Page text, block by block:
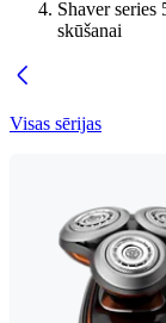
Shaver
skūšanai
Visas sērijas